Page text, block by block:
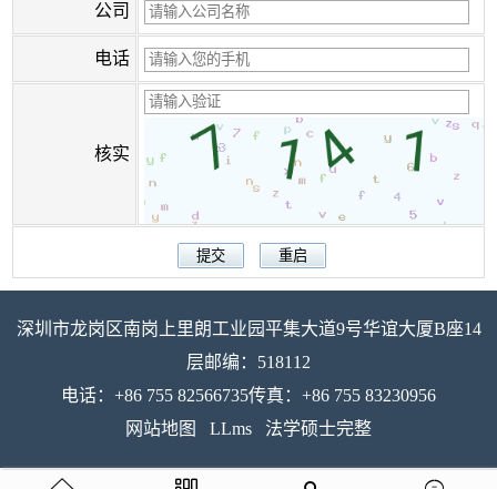
公司
电话
核实
深圳市龙岗区南岗上里朗工业园平集大道9号华谊大厦B座14
层邮编：518112
电话：+86 755 82566735传真：+86 755 83230956
网站地图
LLms 法学硕士完整